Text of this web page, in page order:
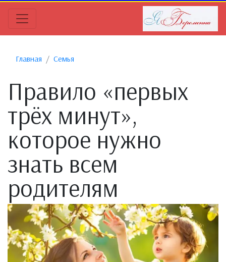
Главная Семья
Правило «первых
трёх минут»,
которое нужно
знать всем
родителям